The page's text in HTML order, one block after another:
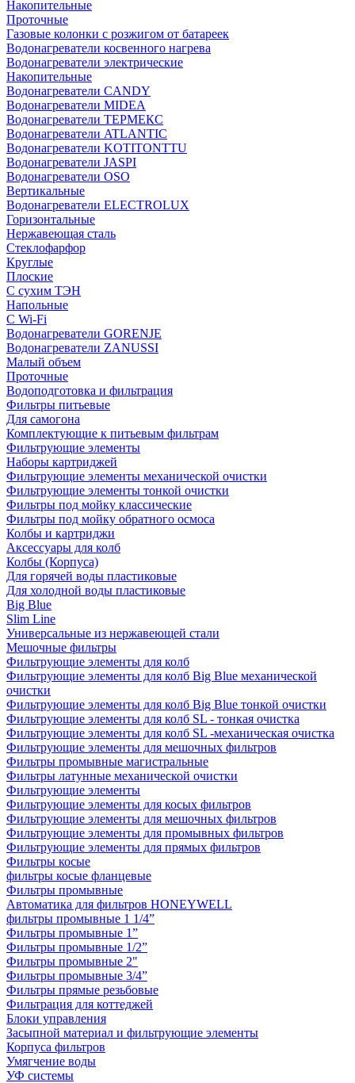
Накопительные
Проточные
Газовые колонки с розжигом от батареек
Водонагреватели косвенного нагрева
Водонагреватели электрические
Накопительные
Водонагреватели CANDY
Водонагреватели MIDEA
Водонагреватели ТЕРМЕКС
Водонагреватели ATLANTIC
Водонагреватели KOTITONTTU
Водонагреватели JASPI
Водонагреватели OSO
Вертикальные
Водонагреватели ELECTROLUX
Горизонтальные
Нержавеющая сталь
Стеклофарфор
Круглые
Плоские
С сухим ТЭН
Напольные
С Wi-Fi
Водонагреватели GORENJE
Водонагреватели ZANUSSI
Малый объем
Проточные
Водоподготовка и фильтрация
Фильтры питьевые
Для самогона
Комплектующие к питьевым фильтрам
Фильтрующие элементы
Наборы картриджей
Фильтрующие элементы механической очистки
Фильтрующие элементы тонкой очистки
Фильтры под мойку классические
Фильтры под мойку обратного осмоса
Колбы и картриджи
Аксессуары для колб
Колбы (Корпуса)
Для горячей воды пластиковые
Для холодной воды пластиковые
Big Blue
Slim Line
Универсальные из нержавеющей стали
Мешочные фильтры
Фильтрующие элементы для колб
Фильтрующие элементы для колб Big Blue механической
очистки
Фильтрующие элементы для колб Big Blue тонкой очистки
Фильтрующие элементы для колб SL - тонкая очистка
Фильтрующие элементы для колб SL -механическая очистка
Фильтрующие элементы для мешочных фильтров
Фильтры промывные магистральные
Фильтры латунные механической очистки
Фильтрующие элементы
Фильтрующие элементы для косых фильтров
Фильтрующие элементы для мешочных фильтров
Фильтрующие элементы для промывных фильтров
Фильтрующие элементы для прямых фильтров
Фильтры косые
фильтры косые фланцевые
Фильтры промывные
Автоматика для фильтров HONEYWELL
фильтры промывные 1 1/4”
Фильтры промывные 1”
Фильтры промывные 1/2”
Фильтры промывные 2"
Фильтры промывные 3/4”
Фильтры прямые резьбовые
Фильтрация для коттеджей
Блоки управления
Засыпной материал и фильтрующие элементы
Корпуса фильтров
Умягчение воды
УФ системы